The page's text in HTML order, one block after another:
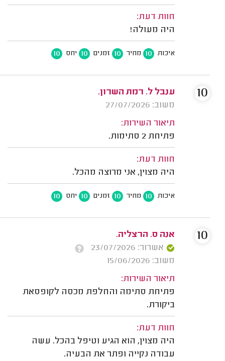
חוות דעת:
היה מעולה!
איכות 10 מחיר 10 זמנים 10 יחס 10
ענבל ל. רמת השרון.
משוב: 27/07/2026
תיאור השירות:
פתיחת 2 סתימות.
חוות דעת:
היה מצוין, אני מרוצה מהכל.
איכות 10 מחיר 10 זמנים 10 יחס 10
10
אנה ס. הרצליה.
אשרור: 23/07/2026
משוב: 15/06/2026
תיאור השירות:
פתיחת סתימה והחלפת מכסה לקופסאת
ביקורת.
חוות דעת:
היה מצוין, הוא הגיע וטיפל בהכל. עשה
עבודה נקייה ופתר את הבעיה.
10